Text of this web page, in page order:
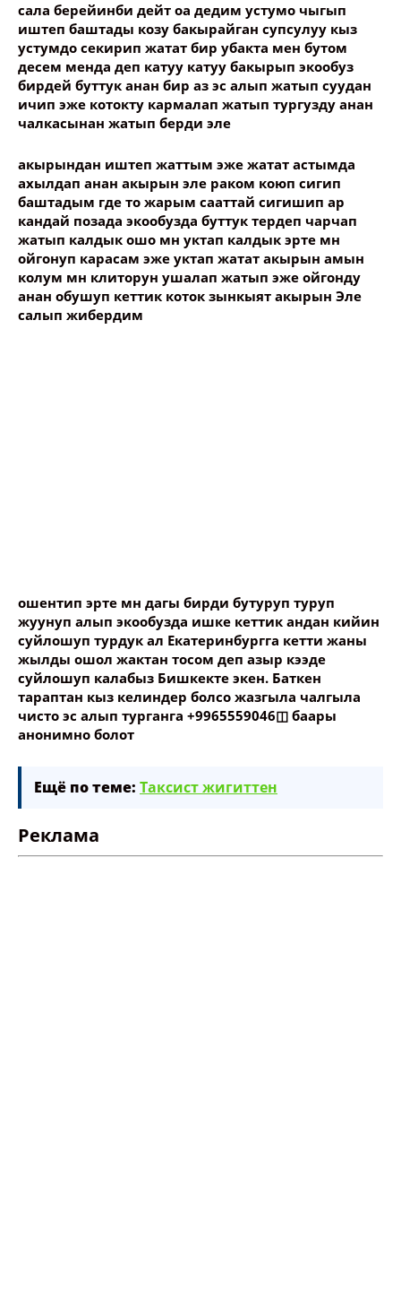
Ваше имя
Название сообщения
Опубликовать контент
сала берейинби дейт оа дедим устумо чыгып
иштеп баштады козу бакырайган супсулуу кыз
устумдо секирип жатат бир убакта мен бутом
десем менда деп катуу катуу бакырып экообуз
бирдей буттук анан бир аз эс алып жатып суудан
ичип эже котокту кармалап жатып тургузду анан
чалкасынан жатып берди эле
акырындан иштеп жаттым эже жатат астымда
ахылдап анан акырын эле раком коюп сигип
баштадым где то жарым сааттай сигишип ар
кандай позада экообузда буттук тердеп чарчап
жатып калдык ошо мн уктап калдык эрте мн
ойгонуп карасам эже уктап жатат акырын амын
колум мн клиторун ушалап жатып эже ойгонду
анан обушуп кеттик коток зынкыят акырын Эле
салып жибердим
ошентип эрте мн дагы бирди бутуруп туруп
жуунуп алып экообузда ишке кеттик андан кийин
суйлошуп турдук ал Екатеринбургга кетти жаны
жылды ошол жактан тосом деп азыр кээде
суйлошуп калабыз Бишкекте экен. Баткен
тараптан кыз келиндер болсо жазгыла чалгыла
чисто эс алып турганга +9965559046◫ баары
анонимно болот
Ещё по теме: Таксист жигиттен
Реклама